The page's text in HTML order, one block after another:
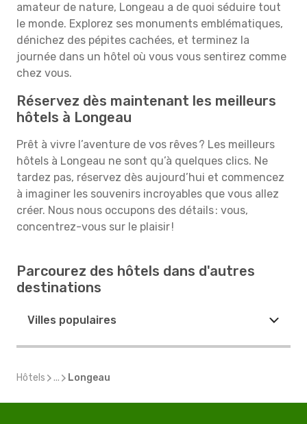
amateur de nature, Longeau a de quoi séduire tout
le monde. Explorez ses monuments emblématiques,
dénichez des pépites cachées, et terminez la
journée dans un hôtel où vous vous sentirez comme
chez vous.
Réservez dès maintenant les meilleurs
hôtels à Longeau
Prêt à vivre l’aventure de vos rêves ? Les meilleurs
hôtels à Longeau ne sont qu’à quelques clics. Ne
tardez pas, réservez dès aujourd’hui et commencez
à imaginer les souvenirs incroyables que vous allez
créer. Nous nous occupons des détails : vous,
concentrez-vous sur le plaisir !
Parcourez des hôtels dans d'autres
destinations
Villes populaires
Hôtels ... Longeau